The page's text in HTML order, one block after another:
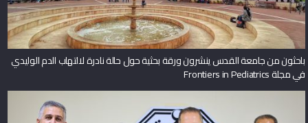
باحثون من جامعة القدس ينشرون ورقة بحثية حول حالة نادرة لالتهاب الدم الوليدي
في مجلة Frontiers in Pediatrics